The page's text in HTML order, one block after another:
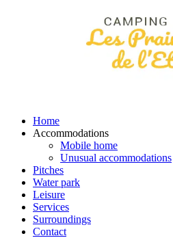
Home
Accommodations
Mobile home
Unusual accommodations
Pitches
Water park
Leisure
Services
Surroundings
Contact